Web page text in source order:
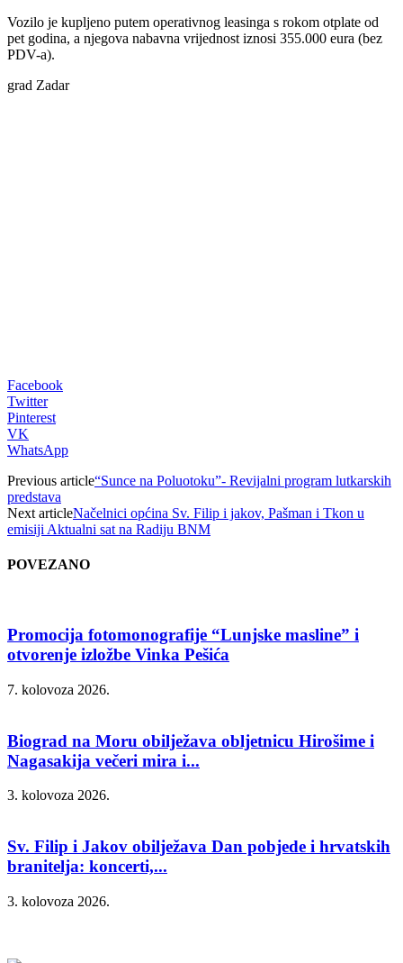
Vozilo je kupljeno putem operativnog leasinga s rokom otplate od
pet godina, a njegova nabavna vrijednost iznosi 355.000 eura (bez
PDV-a).
grad Zadar
Facebook
Twitter
Pinterest
VK
WhatsApp
Previous article“Sunce na Poluotoku”- Revijalni program lutkarskih
predstava
Next articleNačelnici općina Sv. Filip i jakov, Pašman i Tkon u
emisiji Aktualni sat na Radiju BNM
POVEZANO
Promocija fotomonografije “Lunjske masline” i
otvorenje izložbe Vinka Pešića
7. kolovoza 2026.
Biograd na Moru obilježava obljetnicu Hirošime i
Nagasakija večeri mira i...
3. kolovoza 2026.
Sv. Filip i Jakov obilježava Dan pobjede i hrvatskih
branitelja: koncerti,...
3. kolovoza 2026.